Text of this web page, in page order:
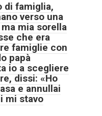
di famiglia,
verso una
mia sorella
che era
famiglie con
papà
io a scegliere
dissi: «Ho
e annullai
mi stavo